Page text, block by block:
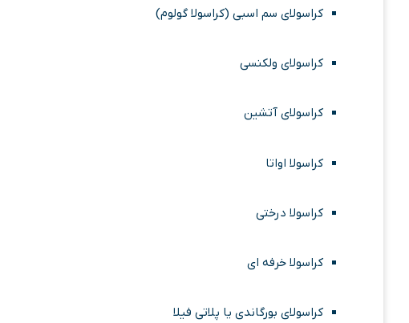
کراسولای سم اسبی (کراسولا گولوم)
کراسولای ولکنسی
کراسولای آتشین
کراسولا اواتا
کراسولا درختی
کراسولا خرفه ای
کراسولای بورگاندی یا پلاتی فیلا